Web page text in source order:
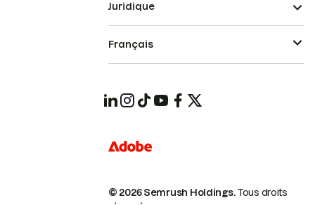
© 2026 Semrush Holdings.Tous droits
Juridique
Français